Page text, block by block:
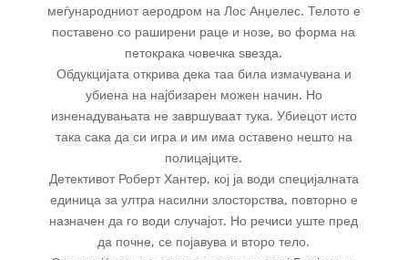
меѓународниот аеродром на Лос Анџелес. Телото е
поставено со раширени раце и нозе, во форма на
петокрака човечка ѕвезда.
Обдукцијата открива дека таа била измачувана и
убиена на најбизарен можен начин. Но
изненадувањата не завршуваат тука. Убиецот исто
така сака да си игра и им има оставено нешто на
полицајците.
Детективот Роберт Хантер, кој ја води специјалната
единица за ултра насилни злосторства, повторно е
назначен да го води случајот. Но речиси уште пред
да почне, се појавува и второ тело.